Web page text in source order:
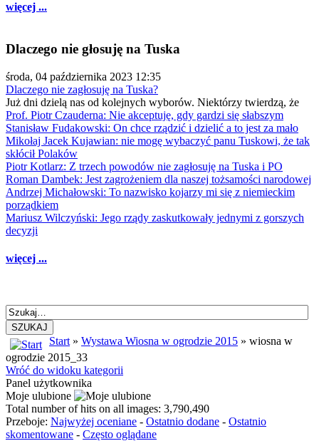
więcej ...
Dlaczego nie głosuję na Tuska
środa, 04 października 2023 12:35
Dlaczego nie zagłosuję na Tuska?
Już dni dzielą nas od kolejnych wyborów. Niektórzy twierdzą, że
Prof. Piotr Czauderna: Nie akceptuję, gdy gardzi się słabszym
Stanisław Fudakowski: On chce rządzić i dzielić a to jest za mało
Mikołaj Jacek Kujawian: nie mogę wybaczyć panu Tuskowi, że tak
skłócił Polaków
Piotr Kotlarz: Z trzech powodów nie zagłosuję na Tuska i PO
Roman Dambek: Jest zagrożeniem dla naszej tożsamości narodowej
Andrzej Michałowski: To nazwisko kojarzy mi się z niemieckim
porządkiem
Mariusz Wilczyński: Jego rządy zaskutkowały jednymi z gorszych
decyzji
więcej ...
SZUKAJ
Start » Wystawa Wiosna w ogrodzie 2015 » wiosna w
ogrodzie 2015_33
Wróć do widoku kategorii
Panel użytkownika
Moje ulubione
Total number of hits on all images: 3,790,490
Przeboje: Najwyżej oceniane - Ostatnio dodane - Ostatnio
skomentowane - Często oglądane